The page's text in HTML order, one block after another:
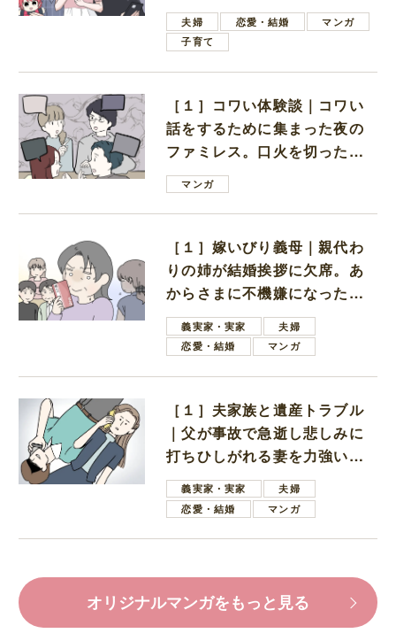
ない男子学生
夫婦 恋愛・結婚
マンガ
子育て
［１］コワい体験談｜コワい
話をするために集まった夜の
ファミレス。口火を切ったの
は電車好きの男の子ママ
マンガ
［１］嫁いびり義母｜親代わ
りの姉が結婚挨拶に欠席。あ
からさまに不機嫌になった義
母義実家・実家
夫婦
恋愛・結婚
マンガ
［１］夫家族と遺産トラブル
｜父が事故で急逝し悲しみに
打ちひしがれる妻を力強い言
葉で励ます夫
義実家・実家
夫婦
恋愛・結婚
マンガ
オリジナルマンガをもっと見る